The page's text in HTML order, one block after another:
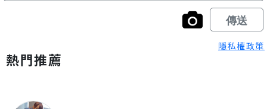
隱私權政策
熱門推薦